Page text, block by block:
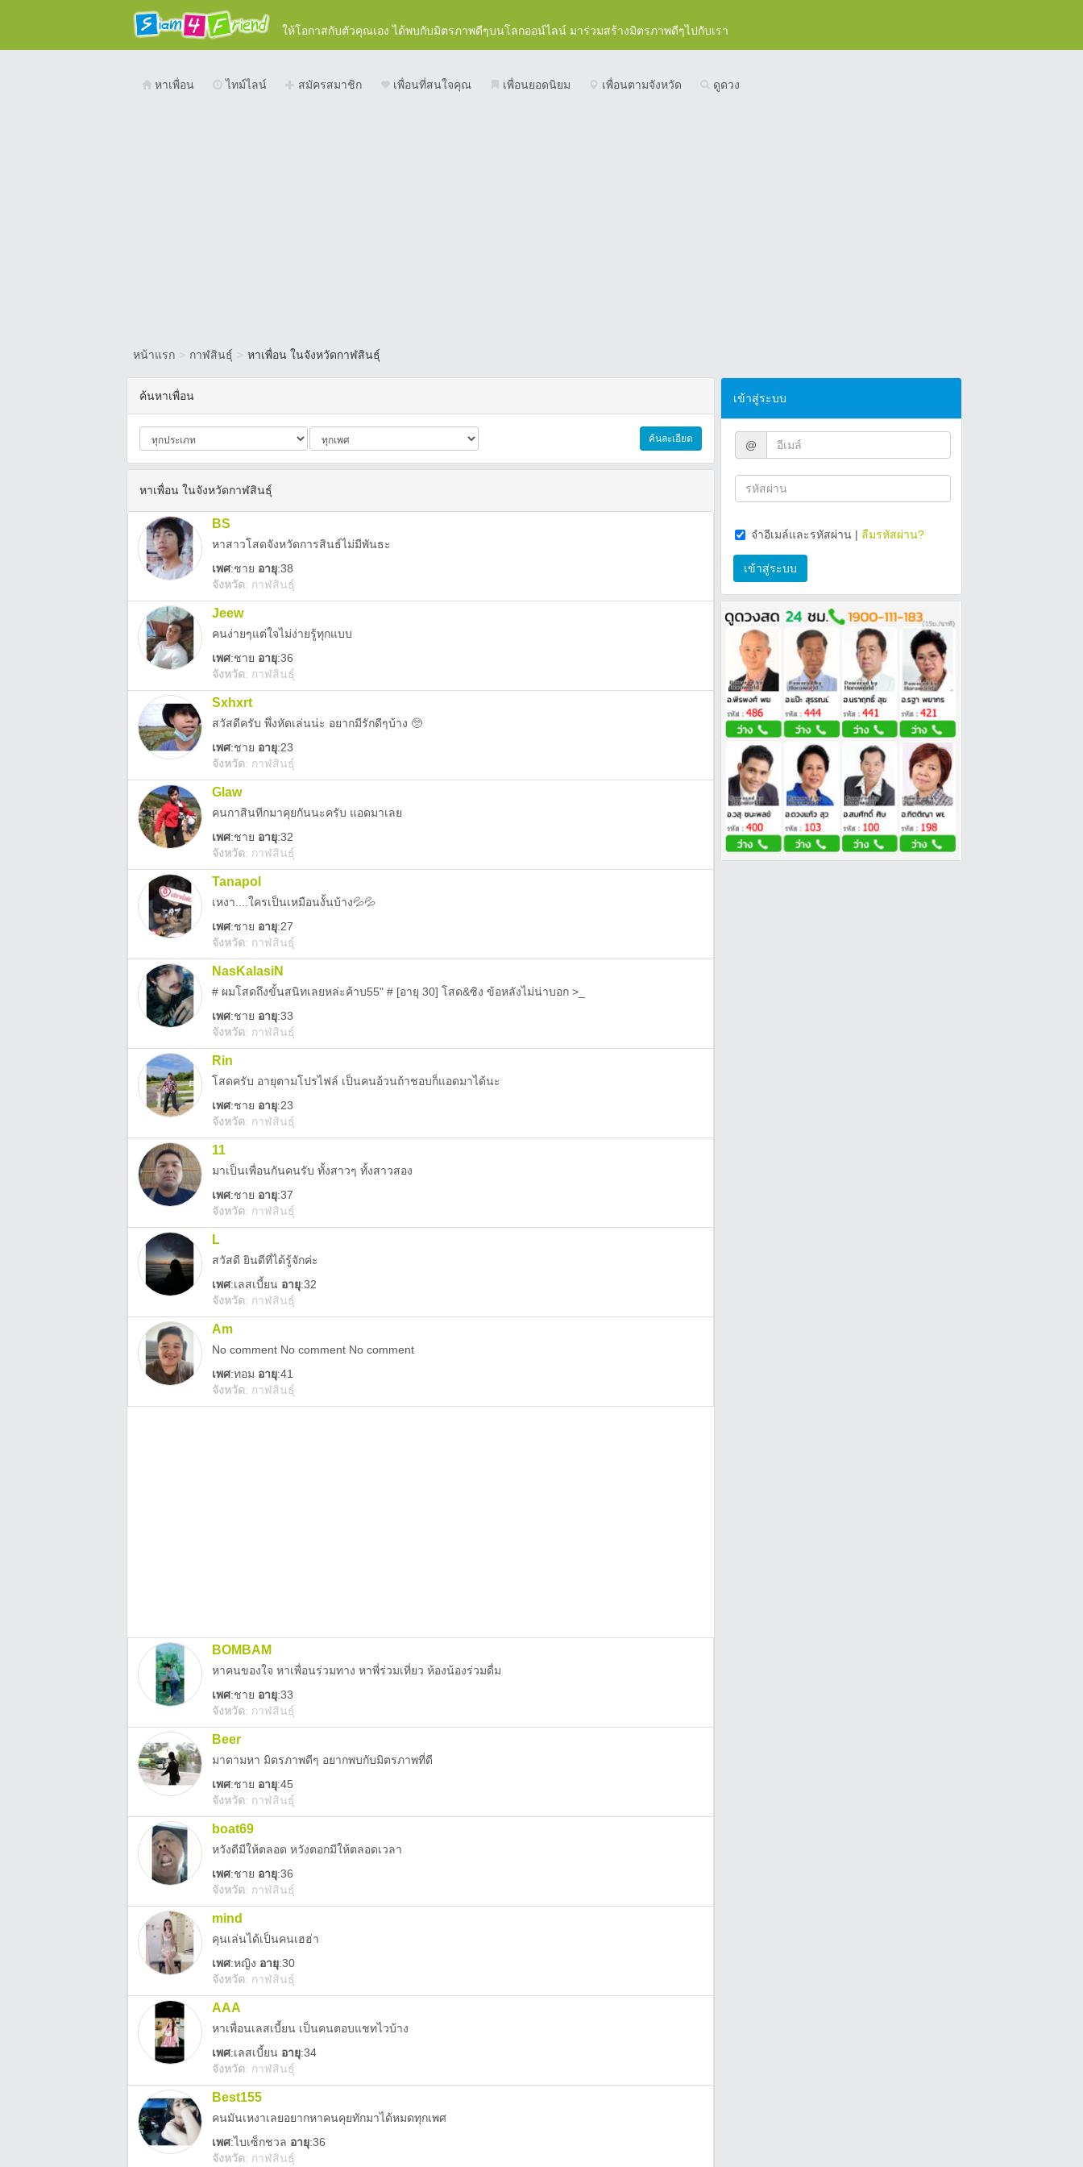
ให้โอกาสกับตัวคุณเอง ได้พบกับมิตรภาพดีๆบนโลกออน์ไลน์ มาร่วมสร้างมิตรภาพดีๆไปกับเรา
หาเพื่อน ไทม์ไลน์ สมัครสมาชิก เพื่อนที่สนใจคุณ เพื่อนยอดนิยม เพื่อนตามจังหวัด ดูดวง
หน้าแรก > กาฬสินธุ์ > หาเพื่อน ในจังหวัดกาฬสินธุ์
ค้นหาเพื่อน
ค้นละเอียด
หาเพื่อน ในจังหวัดกาฬสินธุ์
BS
หาสาวโสดจังหวัดการสินธ์ไม่มีพันธะ
เพศ:ชาย อายุ:38
จังหวัด: กาฬสินธุ์
Jeew
คนง่ายๆแต่ใจไม่ง่ายรู้ทุกแบบ
เพศ:ชาย อายุ:36
จังหวัด: กาฬสินธุ์
Sxhxrt
สวัสดีครับ พึ่งหัดเล่นน่ะ อยากมีรักดีๆบ้าง 🥺
เพศ:ชาย อายุ:23
จังหวัด: กาฬสินธุ์
Glaw
คนกาสินทีกมาคุยกันนะครับ แอดมาเลย
เพศ:ชาย อายุ:32
จังหวัด: กาฬสินธุ์
Tanapol
เหงา....ใครเป็นเหมือนงั้นบ้าง💦💦
เพศ:ชาย อายุ:27
จังหวัด: กาฬสินธุ์
NasKalasiN
# ผมโสดถึงขั้นสนิทเลยหล่ะค้าบ55" # [อายุ 30] โสด&ซิง ข้อหลังไม่น่าบอก >_
เพศ:ชาย อายุ:33
จังหวัด: กาฬสินธุ์
Rin
โสดครับ อายุตามโปรไฟล์ เป็นคนอ้วนถ้าชอบก็แอดมาได้นะ
เพศ:ชาย อายุ:23
จังหวัด: กาฬสินธุ์
11
มาเป็นเพื่อนกันคนรับ ทั้งสาวๆ ทั้งสาวสอง
เพศ:ชาย อายุ:37
จังหวัด: กาฬสินธุ์
L
สวัสดี ยินดีที่ได้รู้จักค่ะ
เพศ:เลสเบี้ยน อายุ:32
จังหวัด: กาฬสินธุ์
Am
No comment No comment No comment
เพศ:ทอม อายุ:41
จังหวัด: กาฬสินธุ์
BOMBAM
หาคนของใจ หาเพื่อนร่วมทาง หาพี่ร่วมเที่ยว ห้องน้องร่วมดื่ม
เพศ:ชาย อายุ:33
จังหวัด: กาฬสินธุ์
Beer
มาตามหา มิตรภาพดีๆ อยากพบกับมิตรภาพที่ดี
เพศ:ชาย อายุ:45
จังหวัด: กาฬสินธุ์
boat69
หวังดีมีให้ตลอด หวังตอกมีให้ตลอดเวลา
เพศ:ชาย อายุ:36
จังหวัด: กาฬสินธุ์
mind
คุนเล่นได้เป็นคนเฮฮ่า
เพศ:หญิง อายุ:30
จังหวัด: กาฬสินธุ์
AAA
หาเพื่อนเลสเบี้ยน เป็นคนตอบแชทไวบ้าง
เพศ:เลสเบี้ยน อายุ:34
จังหวัด: กาฬสินธุ์
Best155
คนมันเหงาเลยอยากหาคนคุยทักมาได้หมดทุกเพศ
เพศ:ไบเซ็กชวล อายุ:36
จังหวัด: กาฬสินธุ์
เข้าสู่ระบบ
@
จำอีเมล์และรหัสผ่าน | ลืมรหัสผ่าน?
เข้าสู่ระบบ